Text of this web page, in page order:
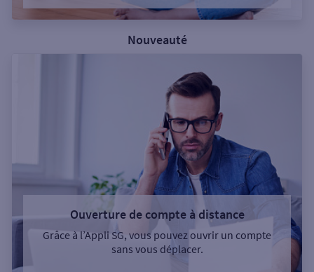
Nouveauté
Ouverture de compte à distance
Grâce à l’Appli SG, vous pouvez ouvrir un compte
sans vous déplacer.